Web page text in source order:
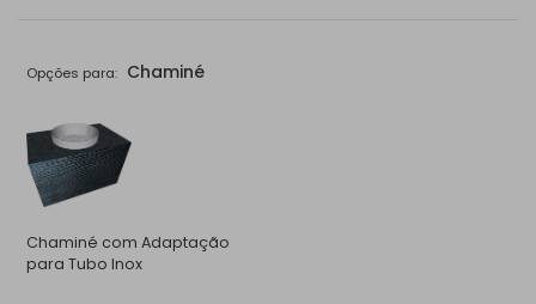
Opções para: Chaminé
Chaminé com Adaptação
para Tubo Inox